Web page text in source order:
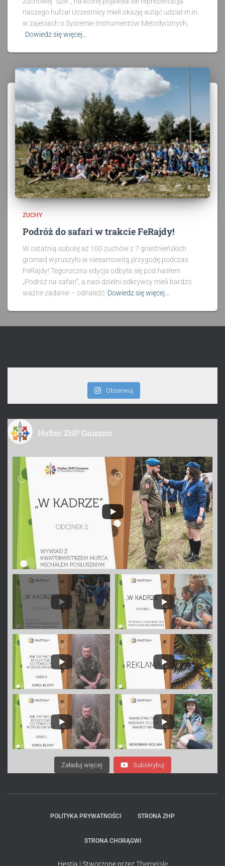
naszego hufca! Uczestnicy mieli okazję wziąć udział m.in.
w zajeciach o Systemie Instrumentów Metodycznych,
Dowiedz się więcej…
ZUCHY
Podróż do safari w trakcie FeRajdy!
W ostatnią sobotę aż 100 zuchów z 7 gnieźnieńskich
gromad wyruszyło w niesamowitą przygodę podczas
FeRajdy! Tegoroczna edycja odbyła się pod hasłem
„Podróż na safari”, a nasi dzielni odkrywcy mieli bardzo
ważne zadanie – odnaleźć Dowiedz się więcej…
Obserwuj
Hufiec ZHP Gniezno
Załaduj więcej Subskrybuj
POLITYKA PRYWATNOŚCI STRONA ZHP
STRONA CHORĄGWI
Hestia | Stworzone przez ThemeIsle